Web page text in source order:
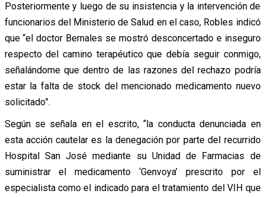
Posteriormente y luego de su insistencia y la intervención de
funcionarios del Ministerio de Salud en el caso, Robles indicó
que “el doctor Bernales se mostró desconcertado e inseguro
respecto del camino terapéutico que debía seguir conmigo,
señalándome que dentro de las razones del rechazo podría
estar la falta de stock del mencionado medicamento nuevo
solicitado”.
Según se señala en el escrito, “la conducta denunciada en
esta acción cautelar es la denegación por parte del recurrido
Hospital San José mediante su Unidad de Farmacias de
suministrar el medicamento ‘Genvoya’ prescrito por el
especialista como el indicado para el tratamiento del VIH que